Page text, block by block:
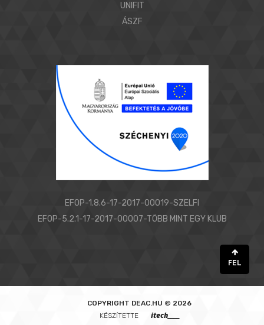
UNIFIT
ÁSZF
EFOP-1.8.6-17-2017-00019-SZELFI
EFOP-5.2.1-17-2017-00007-TÖBB MINT EGY KLUB
FEL
COPYRIGHT DEAC.HU © 2026
KÉSZÍTETTE
itech____